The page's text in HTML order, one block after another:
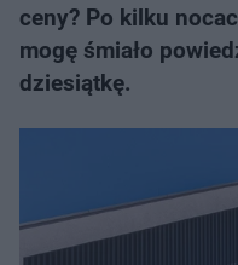
ceny? Po kilku
mogę śmiało
dziesiątkę.